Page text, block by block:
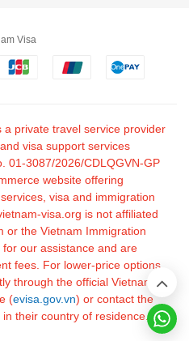
Visa
a private travel service provider
visa support services
01-3087/2026/CDLQGVN-GP
website offering
visa and immigration
visa.org is not affiliated
or the Vietnam Immigration
our assistance and are
fees. For lower-price options,
through the official Vietnam
(evisa.gov.vn) or contact the
their country of residence.